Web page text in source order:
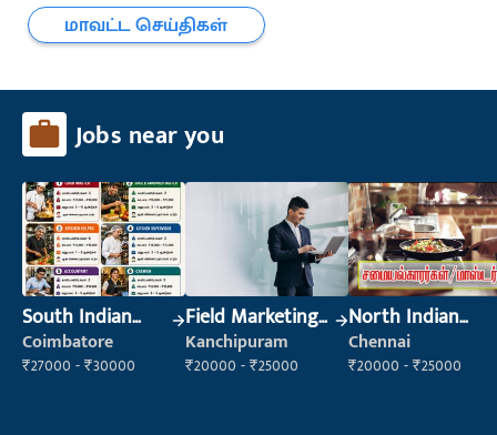
மாவட்ட செய்திகள்
Jobs near you
South Indian
Cook
Coimbatore
₹27000 - ₹30000
Field Marketing
Executive
Kanchipuram
₹20000 - ₹25000
North Indian
Cook
Chennai
₹20000 - ₹25000